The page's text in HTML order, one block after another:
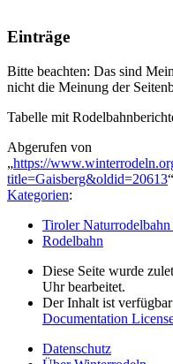
Einträge
Bitte beachten: Das sind
nicht die Meinung der
Tabelle mit
Abgerufen von
„https://
title=Gaisberg&oldid=20613“
Kategorien:
Tiroler Naturrodelbahn
Rodelbahn
Diese Seite wurde
Uhr bearbeitet.
Der Inhalt ist
Documentation
Datenschutz